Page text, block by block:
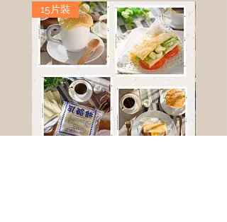
15片裝